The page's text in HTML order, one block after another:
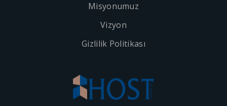
Misyonumuz
Vizyon
Gizlilik Politikası